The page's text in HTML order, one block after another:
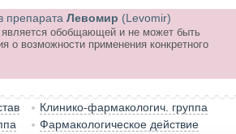
препарата Левомир (Levomir)
обобщающей и не может быть
о возможности применения конкретного
Клинико-фармакологич. группа
Фармакологическое действие